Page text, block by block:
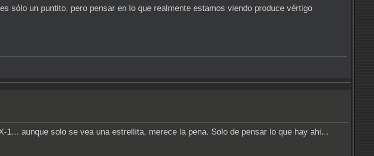
sólo un puntito, pero pensar en lo que realmente estamos viendo produce vértigo
- - -
1... aunque solo se vea una estrellita, merece la pena. Solo de pensar lo que hay ahi...